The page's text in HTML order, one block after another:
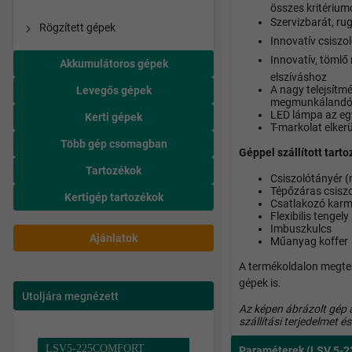
Rögzített gépek
Akkumulátoros gépek
Levegős gépek
Kerti gépek
Több gép csomagban
Tartozékok
Kertigép tartozékok
Ajánlatok
Utoljára megnézett
LSV5-225COMFORT
összes
Szervizbarát,
Innovatív
Innovatív, tömlő
elszíváshoz
A nagy
LED lámpa az
T-markolat
Géppel szállított
Csiszolótányér
Tépőzáras
Csatlakozó
Flexibilis tengely
Imbuszkulcs
Műanyag koffer
A termékoldalon
gépek is.
Az képen ábrázolt
szállítási terjedelmet